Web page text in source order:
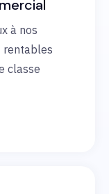
à nos
rentables
classe